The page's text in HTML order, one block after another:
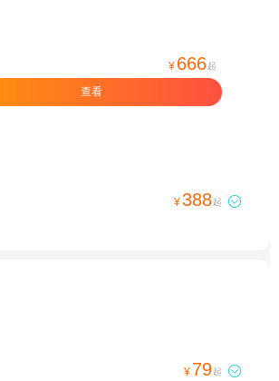
¥ 666 起
查看
¥388起 
¥ 79起 